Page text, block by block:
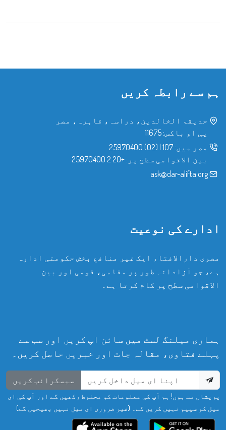
ہم سے رابطہ کریں
حدیقۃ الخالدین، دراسہ، قاہرہ، مصر
پی او باکس: 11675
مصر میں: 107
|
(02) 25970400
بین الاقوامی سطح پر: +20 2 25970400
ask@dar-alifta.org
ادارے کی نوعیت
مصری دارالافتاء ایک غیر منافع بخش حکومتی ادارہ
ہے، جو آزادانہ طور پر مقامی، قومی اور بین
الاقوامی سطح پر کام کرتا ہے۔
ہماری میلنگ لسٹ میں سائن اپ کریں اور سب سے
پہلے فتاوی، مقالہ جات اور خبریں حاصل کریں۔
سبسکرائب کریں
پریشان مت ہوں! ہم آپ کی معلومات کو محفوظ رکھیں گے اور آپ کی ای
میل کو سپیم نہیں کریں گے۔ (غیر ضروری ای میل نہیں بھیجیں گے)